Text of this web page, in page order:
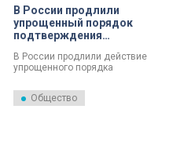
В России продлили
упрощенный порядок
подтверждения
стройматериалов
В России продлили действие
упрощенного порядка
стройматериалов. Он будет
действовать до конца 2023
Общество